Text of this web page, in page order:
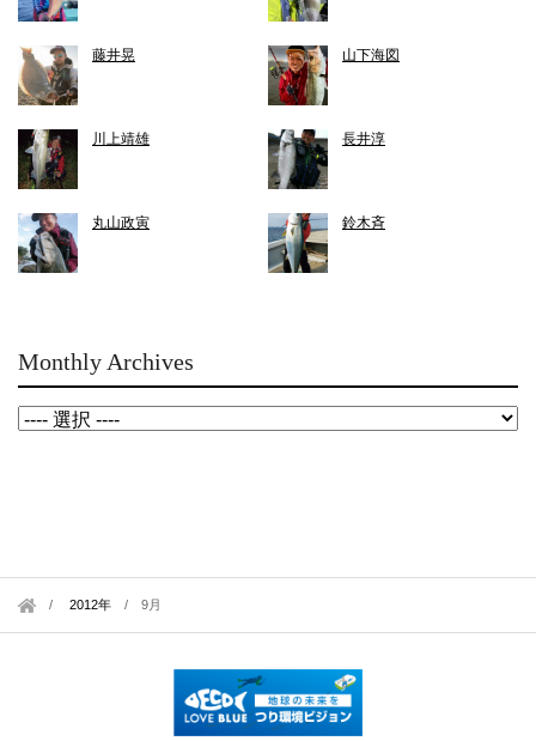
藤井晃 山下海図
川上靖雄 長井淳
丸山政寅 鈴木斉
Monthly Archives
2012年 /9月